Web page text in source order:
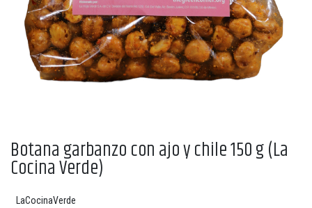
Botana garbanzo con ajo y chile 150 g (La
Cocina Verde)
LaCocinaVerde